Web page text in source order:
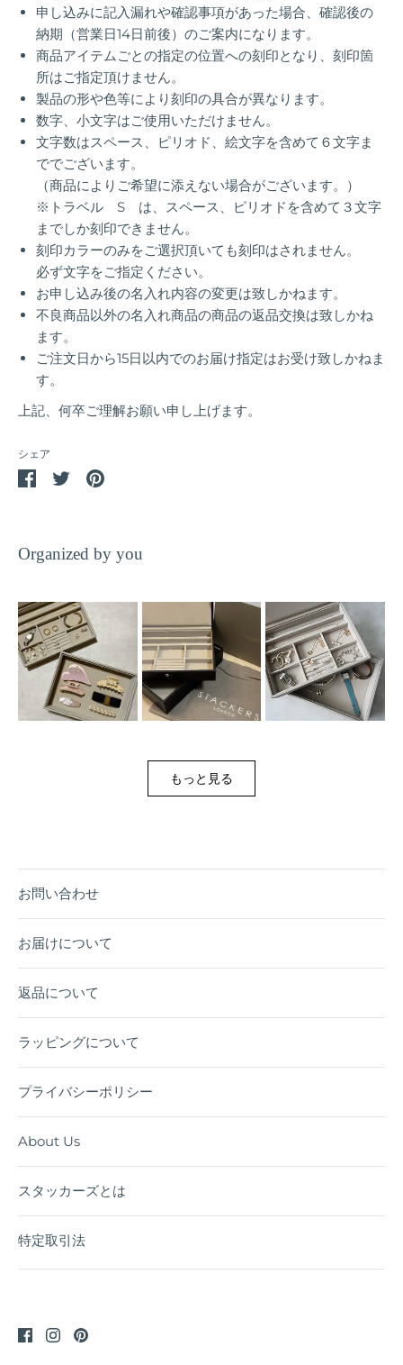
申し込みに記入漏れや確認事項があった場合、確認後の
納期（営業日14日前後） のご案内になります。
商品アイテムごとの指定の位置への刻印となり、刻印箇
所はご指定頂けません。
製品の形や色等により刻印の具合が異なります。
数字、小文字はご使用いただけません。
文字数はスペース、ピリオド、絵文字を含めて６文字ま
ででございます。
（商品によりご希望に添えない場合がございます。）
※トラベル S は、スペース、ピリオドを含めて３文字
までしか刻印できません。
刻印カラーのみをご選択頂いても刻印はされません。
必ず文字をご指定ください。
お申し込み後の名入れ内容の変更は致しかねます。
不良商品以外の名入れ商品の商品の返品交換は致しかね
ます。
ご注文日から15日以内でのお届け指定はお受け致しかねま
す。
上記、何卒ご理解お願い申し上げます。
シェア
Facebook
ア
Twitter
ア
Pin
Organized by you
もっと見る
お問い合わせ
お届けについて
返品について
ラッピングについて
プライバシーポリシー
About Us
スタッカーズとは
特定取引法